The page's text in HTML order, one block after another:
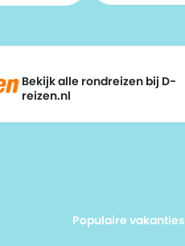
Bekijk alle rondreizen bij D-
reizen.nl
Populaire vakanties